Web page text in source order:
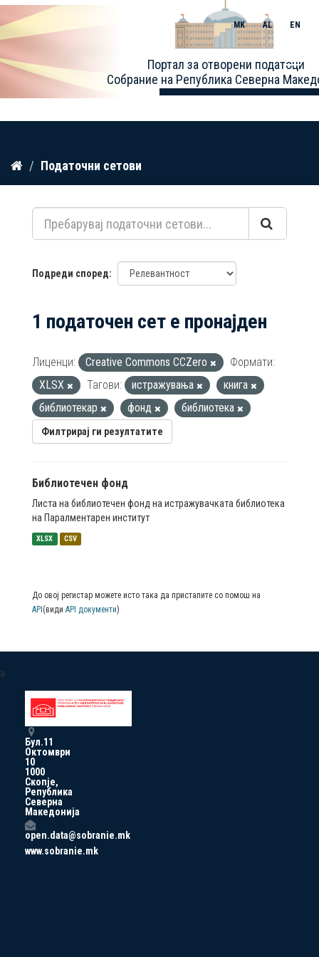
Прескокнете
содржина
Портал за отворени податоци
Собрание на Република Северна
MK AL EN
Toggle
Податочни сетови
Подреди според
1 податочен сет е пронајден
Лиценци: Creative Commons CCZero
Формати:
XLSX
Тагови: истражувања
книга
библиотекар
фонд библиотека
Филтрирај ги резултатите
Библиотечен фонд
Листа на библиотечен фонд на истражувачката библиотека
на Паралментарен институт
XLSX CSV
До овој регистар можете исто така да пристапите со помош на
API (види API документи)
a
Бул.11
Октомври
10
1000
Скопје,
Република
Северна
Македонија
open.data@sobranie.mk
www.sobranie.mk